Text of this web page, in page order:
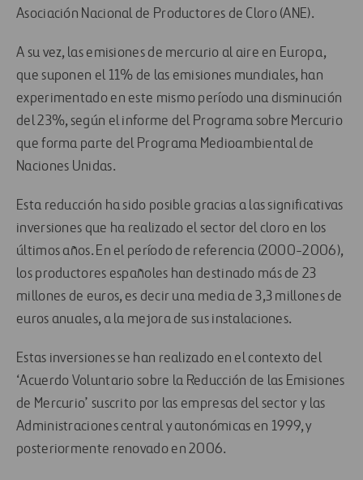
Asociación Nacional de Productores de Cloro (ANE).
A su vez, las emisiones de mercurio al aire en Europa,
que suponen el 11% de las emisiones mundiales, han
experimentado en este mismo período una disminución
del 23%, según el informe del Programa sobre Mercurio
que forma parte del Programa Medioambiental de
Naciones Unidas.
Esta reducción ha sido posible gracias a las significativas
inversiones que ha realizado el sector del cloro en los
últimos años. En el período de referencia (2000-2006),
los productores españoles han destinado más de 23
millones de euros, es decir una media de 3,3 millones de
euros anuales, a la mejora de sus instalaciones.
Estas inversiones se han realizado en el contexto del
‘Acuerdo Voluntario sobre la Reducción de las Emisiones
de Mercurio’ suscrito por las empresas del sector y las
Administraciones central y autonómicas en 1999, y
posteriormente renovado en 2006.